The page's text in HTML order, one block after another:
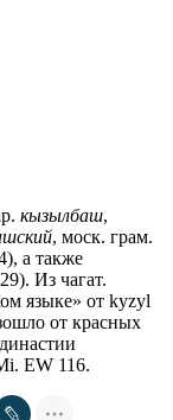
кызылбаш,
, моск. грам.
а также
Из чагат.
языке» от kуzуl
от красных
ЕW 116.